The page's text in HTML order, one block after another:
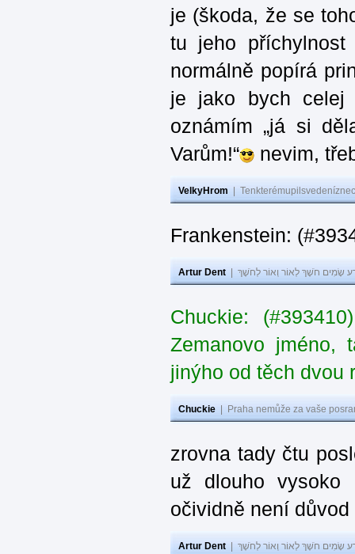
je (škoda, že se
tu jeho
normálně popírá
je jako bych celej
oznámím „já si
Varům!“
nevim,
VelkyHrom
Frankenstein:
Artur Dent שָׂמִים חֹשֶׁךְ לְאוֹר וְאוֹר לְחֹשֶׁךְ
Chuckie:
Zemanovo jméno,
jinýho od těch dvou
Chuckie Praha nemůže za vaše
zrovna tady čtu
už dlouho
očividně není
Artur Dent שָׂמִים חֹשֶׁךְ לְאוֹר וְאוֹר לְחֹשֶׁךְ